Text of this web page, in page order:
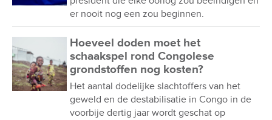
er nooit nog een zou beginnen.
Hoeveel doden moet het
schaakspel rond Congolese
grondstoffen nog kosten?
Het aantal dodelijke slachtoffers van het
geweld en de destabilisatie in Congo in de
voorbije dertig jaar wordt geschat op